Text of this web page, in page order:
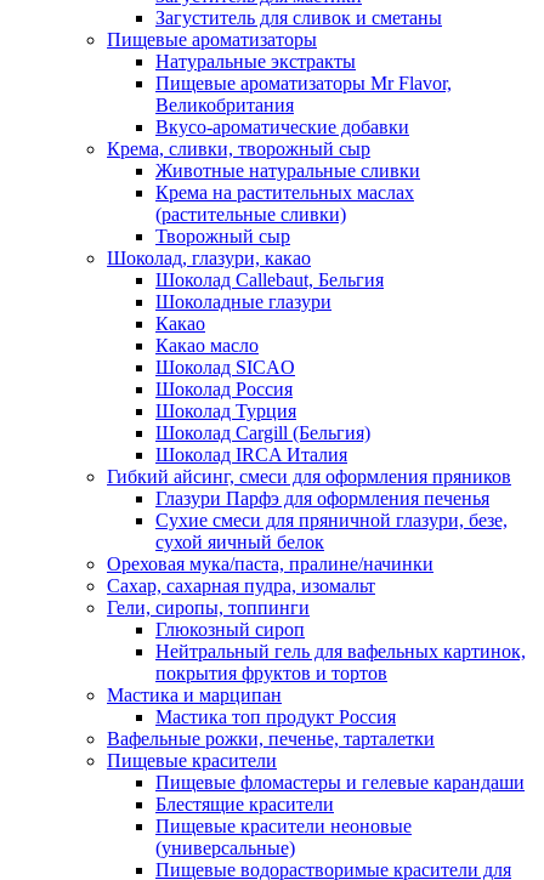
Загуститель для сливок и сметаны
Пищевые ароматизаторы
Натуральные экстракты
Пищевые ароматизаторы Mr Flavor,
Великобритания
Вкусо-ароматические добавки
Крема, сливки, творожный сыр
Животные натуральные сливки
Крема на растительных маслах
(растительные сливки)
Творожный сыр
Шоколад, глазури, какао
Шоколад Callebaut, Бельгия
Шоколадные глазури
Какао
Какао масло
Шоколад SICAO
Шоколад Россия
Шоколад Турция
Шоколад Cargill (Бельгия)
Шоколад IRCA Италия
Гибкий айсинг, смеси для оформления пряников
Глазури Парфэ для оформления печенья
Сухие смеси для пряничной глазури, безе,
сухой яичный белок
Ореховая мука/паста, пралине/начинки
Сахар, сахарная пудра, изомальт
Гели, сиропы, топпинги
Глюкозный сироп
Нейтральный гель для вафельных картинок,
покрытия фруктов и тортов
Мастика и марципан
Мастика топ продукт Россия
Вафельные рожки, печенье, тарталетки
Пищевые красители
Пищевые фломастеры и гелевые карандаши
Блестящие красители
Пищевые красители неоновые
(универсальные)
Пищевые водорастворимые красители для